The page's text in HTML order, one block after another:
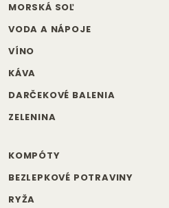
MORSKÁ SOĽ
VODA A NÁPOJE
VÍNO
KÁVA
DARČEKOVÉ BALENIA
ZELENINA
KOMPÓTY
BEZLEPKOVÉ POTRAVINY
RYŽA